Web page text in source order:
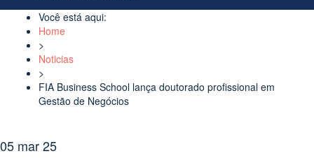
Você está aqui:
Home
>
Noticias
>
FIA Business School lança doutorado profissional em
Gestão de Negócios
05 mar25